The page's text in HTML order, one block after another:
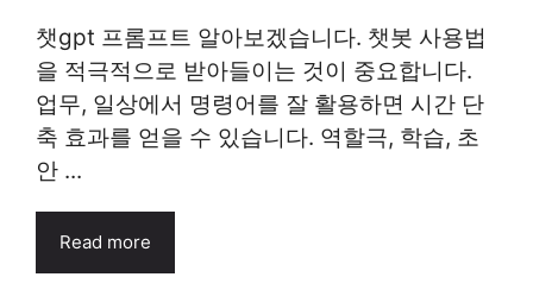
챗gpt 프롬프트 알아보겠습니다. 챗봇 사용법
을 적극적으로 받아들이는 것이 중요합니다.
업무, 일상에서 명령어를 잘 활용하면 시간 단
축 효과를 얻을 수 있습니다. 역할극, 학습, 초
안 ...
Read more